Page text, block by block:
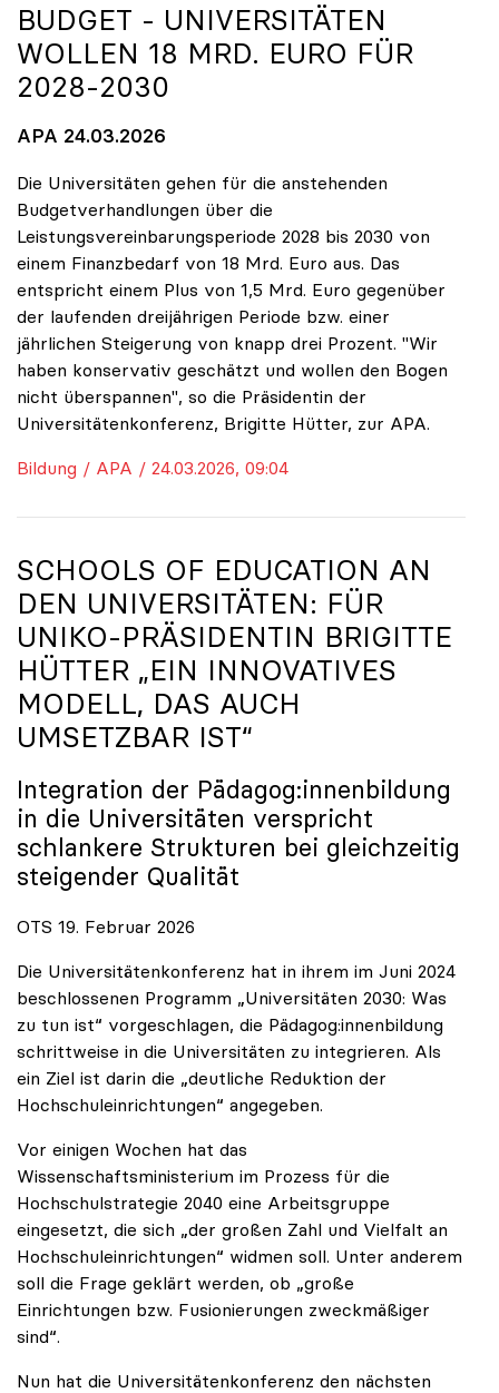
BUDGET - UNIVERSITÄTEN
WOLLEN 18 MRD. EURO FÜR
2028-2030
APA 24.03.2026
Die Universitäten gehen für die anstehenden
Budgetverhandlungen über die
Leistungsvereinbarungsperiode 2028 bis 2030 von
einem Finanzbedarf von 18 Mrd. Euro aus. Das
entspricht einem Plus von 1,5 Mrd. Euro gegenüber
der laufenden dreijährigen Periode bzw. einer
jährlichen Steigerung von knapp drei Prozent. "Wir
haben konservativ geschätzt und wollen den Bogen
nicht überspannen", so die Präsidentin der
Universitätenkonferenz, Brigitte Hütter, zur APA.
Bildung / APA / 24.03.2026, 09:04
SCHOOLS OF EDUCATION AN
DEN UNIVERSITÄTEN: FÜR
UNIKO-PRÄSIDENTIN BRIGITTE
HÜTTER „EIN INNOVATIVES
MODELL, DAS AUCH
UMSETZBAR IST“
Integration der Pädagog:innenbildung
in die Universitäten verspricht
schlankere Strukturen bei gleichzeitig
steigender Qualität
OTS 19. Februar 2026
Die Universitätenkonferenz hat in ihrem im Juni 2024
beschlossenen Programm „Universitäten 2030: Was
zu tun ist“ vorgeschlagen, die Pädagog:innenbildung
schrittweise in die Universitäten zu integrieren. Als
ein Ziel ist darin die „deutliche Reduktion der
Hochschuleinrichtungen“ angegeben.
Vor einigen Wochen hat das
Wissenschaftsministerium im Prozess für die
Hochschulstrategie 2040 eine Arbeitsgruppe
eingesetzt, die sich „der großen Zahl und Vielfalt an
Hochschuleinrichtungen“ widmen soll. Unter anderem
soll die Frage geklärt werden, ob „große
Einrichtungen bzw. Fusionierungen zweckmäßiger
sind“.
Nun hat die Universitätenkonferenz den nächsten